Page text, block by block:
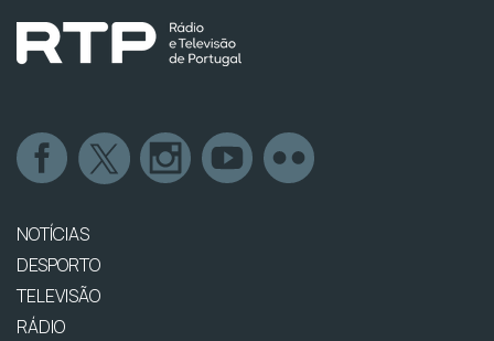
NOTÍCIAS
DESPORTO
TELEVISÃO
RÁDIO